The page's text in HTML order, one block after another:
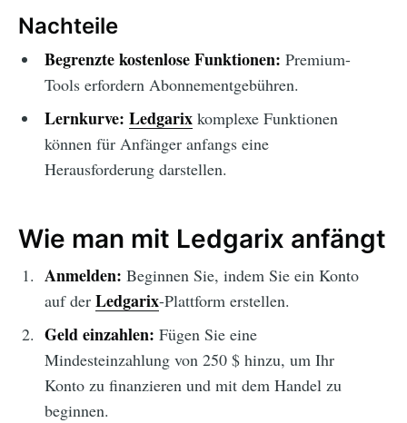
Nachteile
Begrenzte kostenlose Funktionen: Premium-
Tools erfordern Abonnementgebühren.
Lernkurve: Ledgarixkomplexe Funktionen
können für Anfänger anfangs eine
Herausforderung darstellen.
Wie man mit Ledgarix anfängt
Anmelden: Beginnen Sie, indem Sie ein Konto
auf der Ledgarix-Plattform erstellen.
Geld einzahlen: Fügen Sie eine
Mindesteinzahlung von 250 $ hinzu, um Ihr
Konto zu finanzieren und mit dem Handel zu
beginnen.